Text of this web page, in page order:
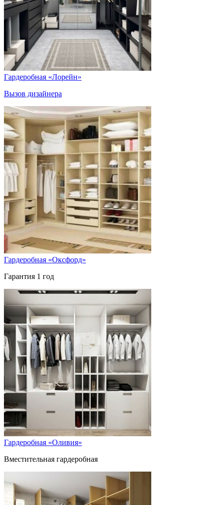
Гардеробная «Лорейн»
Вызов дизайнера
Гардеробная «Оксфорд»
Гарантия 1 год
Гардеробная «Оливия»
Вместительная гардеробная